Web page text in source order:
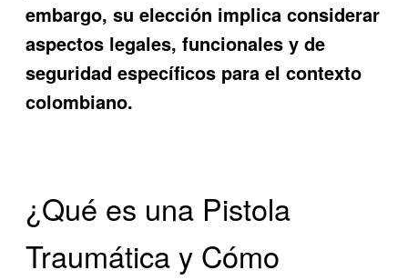
embargo, su elección implica considerar
aspectos legales, funcionales y de
seguridad específicos para el contexto
colombiano.
¿Qué es una Pistola
Traumática y Cómo